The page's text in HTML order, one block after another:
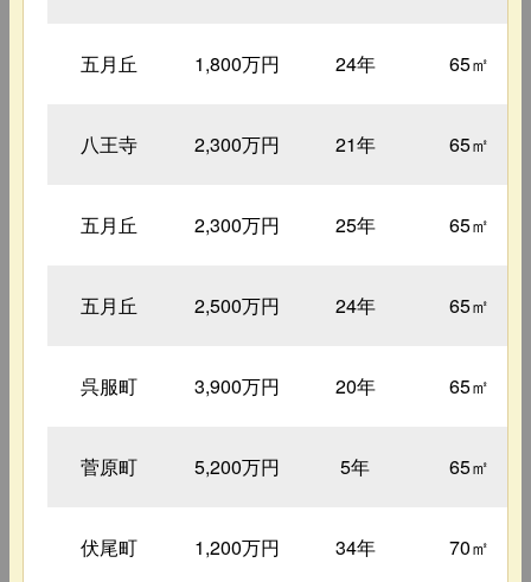
五月丘 1,800万円 24年 65㎡
八王寺 2,300万円 21年 65㎡
五月丘 2,300万円 25年 65㎡
五月丘 2,500万円 24年 65㎡
呉服町 3,900万円 20年 65㎡
菅原町 5,200万円 5年 65㎡
伏尾町 1,200万円 34年 70㎡